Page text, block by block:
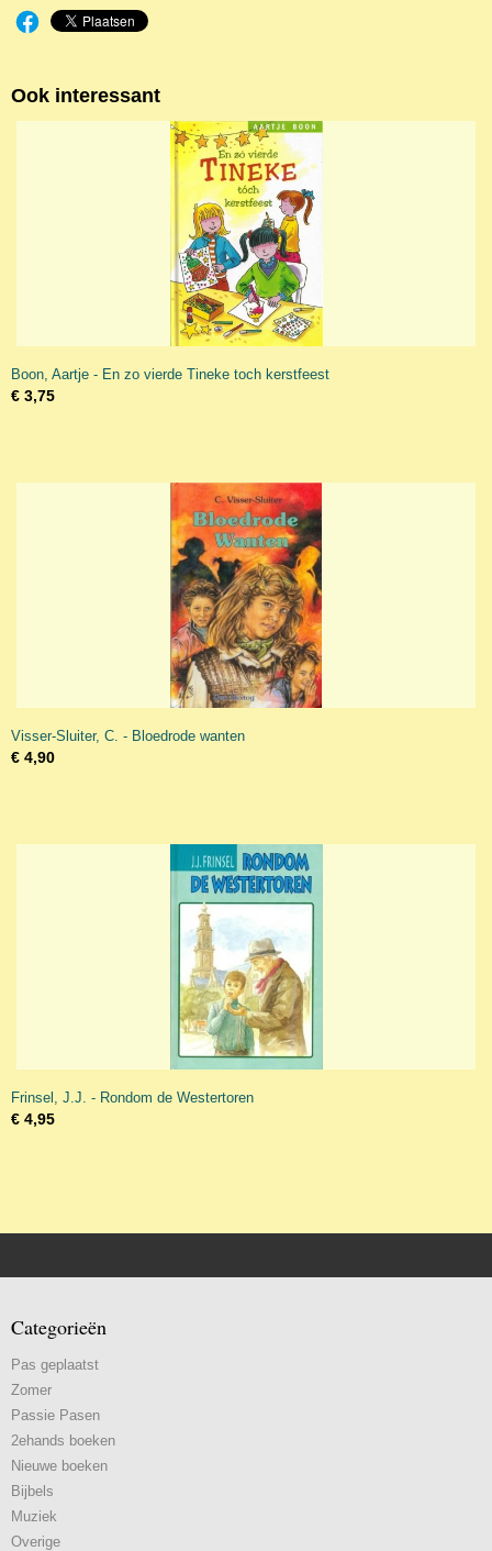
Ook interessant
Boon, Aartje - En zo vierde Tineke toch kerstfeest
€ 3,75
Visser-Sluiter, C. - Bloedrode wanten
€ 4,90
Frinsel, J.J. - Rondom de Westertoren
€ 4,95
Categorieën
Pas geplaatst
Zomer
Passie Pasen
2ehands boeken
Nieuwe boeken
Bijbels
Muziek
Overige